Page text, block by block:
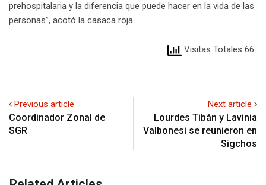
prehospitalaria y la diferencia que puede hacer en la vida de las
personas”, acotó la casaca roja.
Visitas Totales 66
Previous article
Coordinador Zonal de
SGR
Next article
Lourdes Tibán y Lavinia
Valbonesi se reunieron en
Sigchos